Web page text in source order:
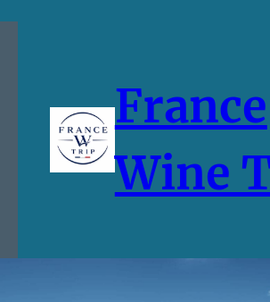
France
Wine